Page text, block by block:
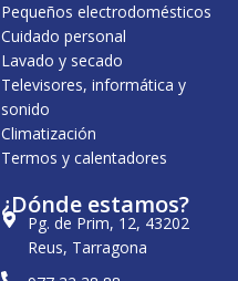
0
€
.
.
Pequeños electrodomésticos
Cuidado personal
Lavado y secado
Televisores, informática y
sonido
Climatización
Termos y calentadores
¿Dónde estamos?
Pg. de Prim, 12, 43202
Reus, Tarragona